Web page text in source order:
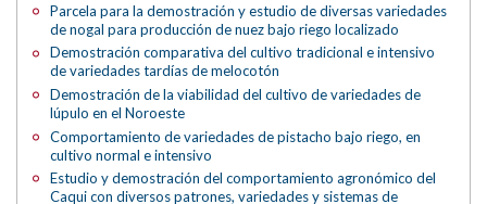
Parcela para la demostración y estudio de diversas variedades
de nogal para producción de nuez bajo riego localizado
Demostración comparativa del cultivo tradicional e intensivo
de variedades tardías de melocotón
Demostración de la viabilidad del cultivo de variedades de
lúpulo en el Noroeste
Comportamiento de variedades de pistacho bajo riego, en
cultivo normal e intensivo
Estudio y demostración del comportamiento agronómico del
Caqui con diversos patrones, variedades y sistemas de